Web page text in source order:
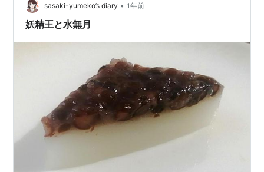
「私のフェアリーカード占い」という個人サイトの中に
ある、妖精王国への旅を案内する役の佐々木があれこ
sasaki-yumeko’s diary • 1年前
妖精王と水無月